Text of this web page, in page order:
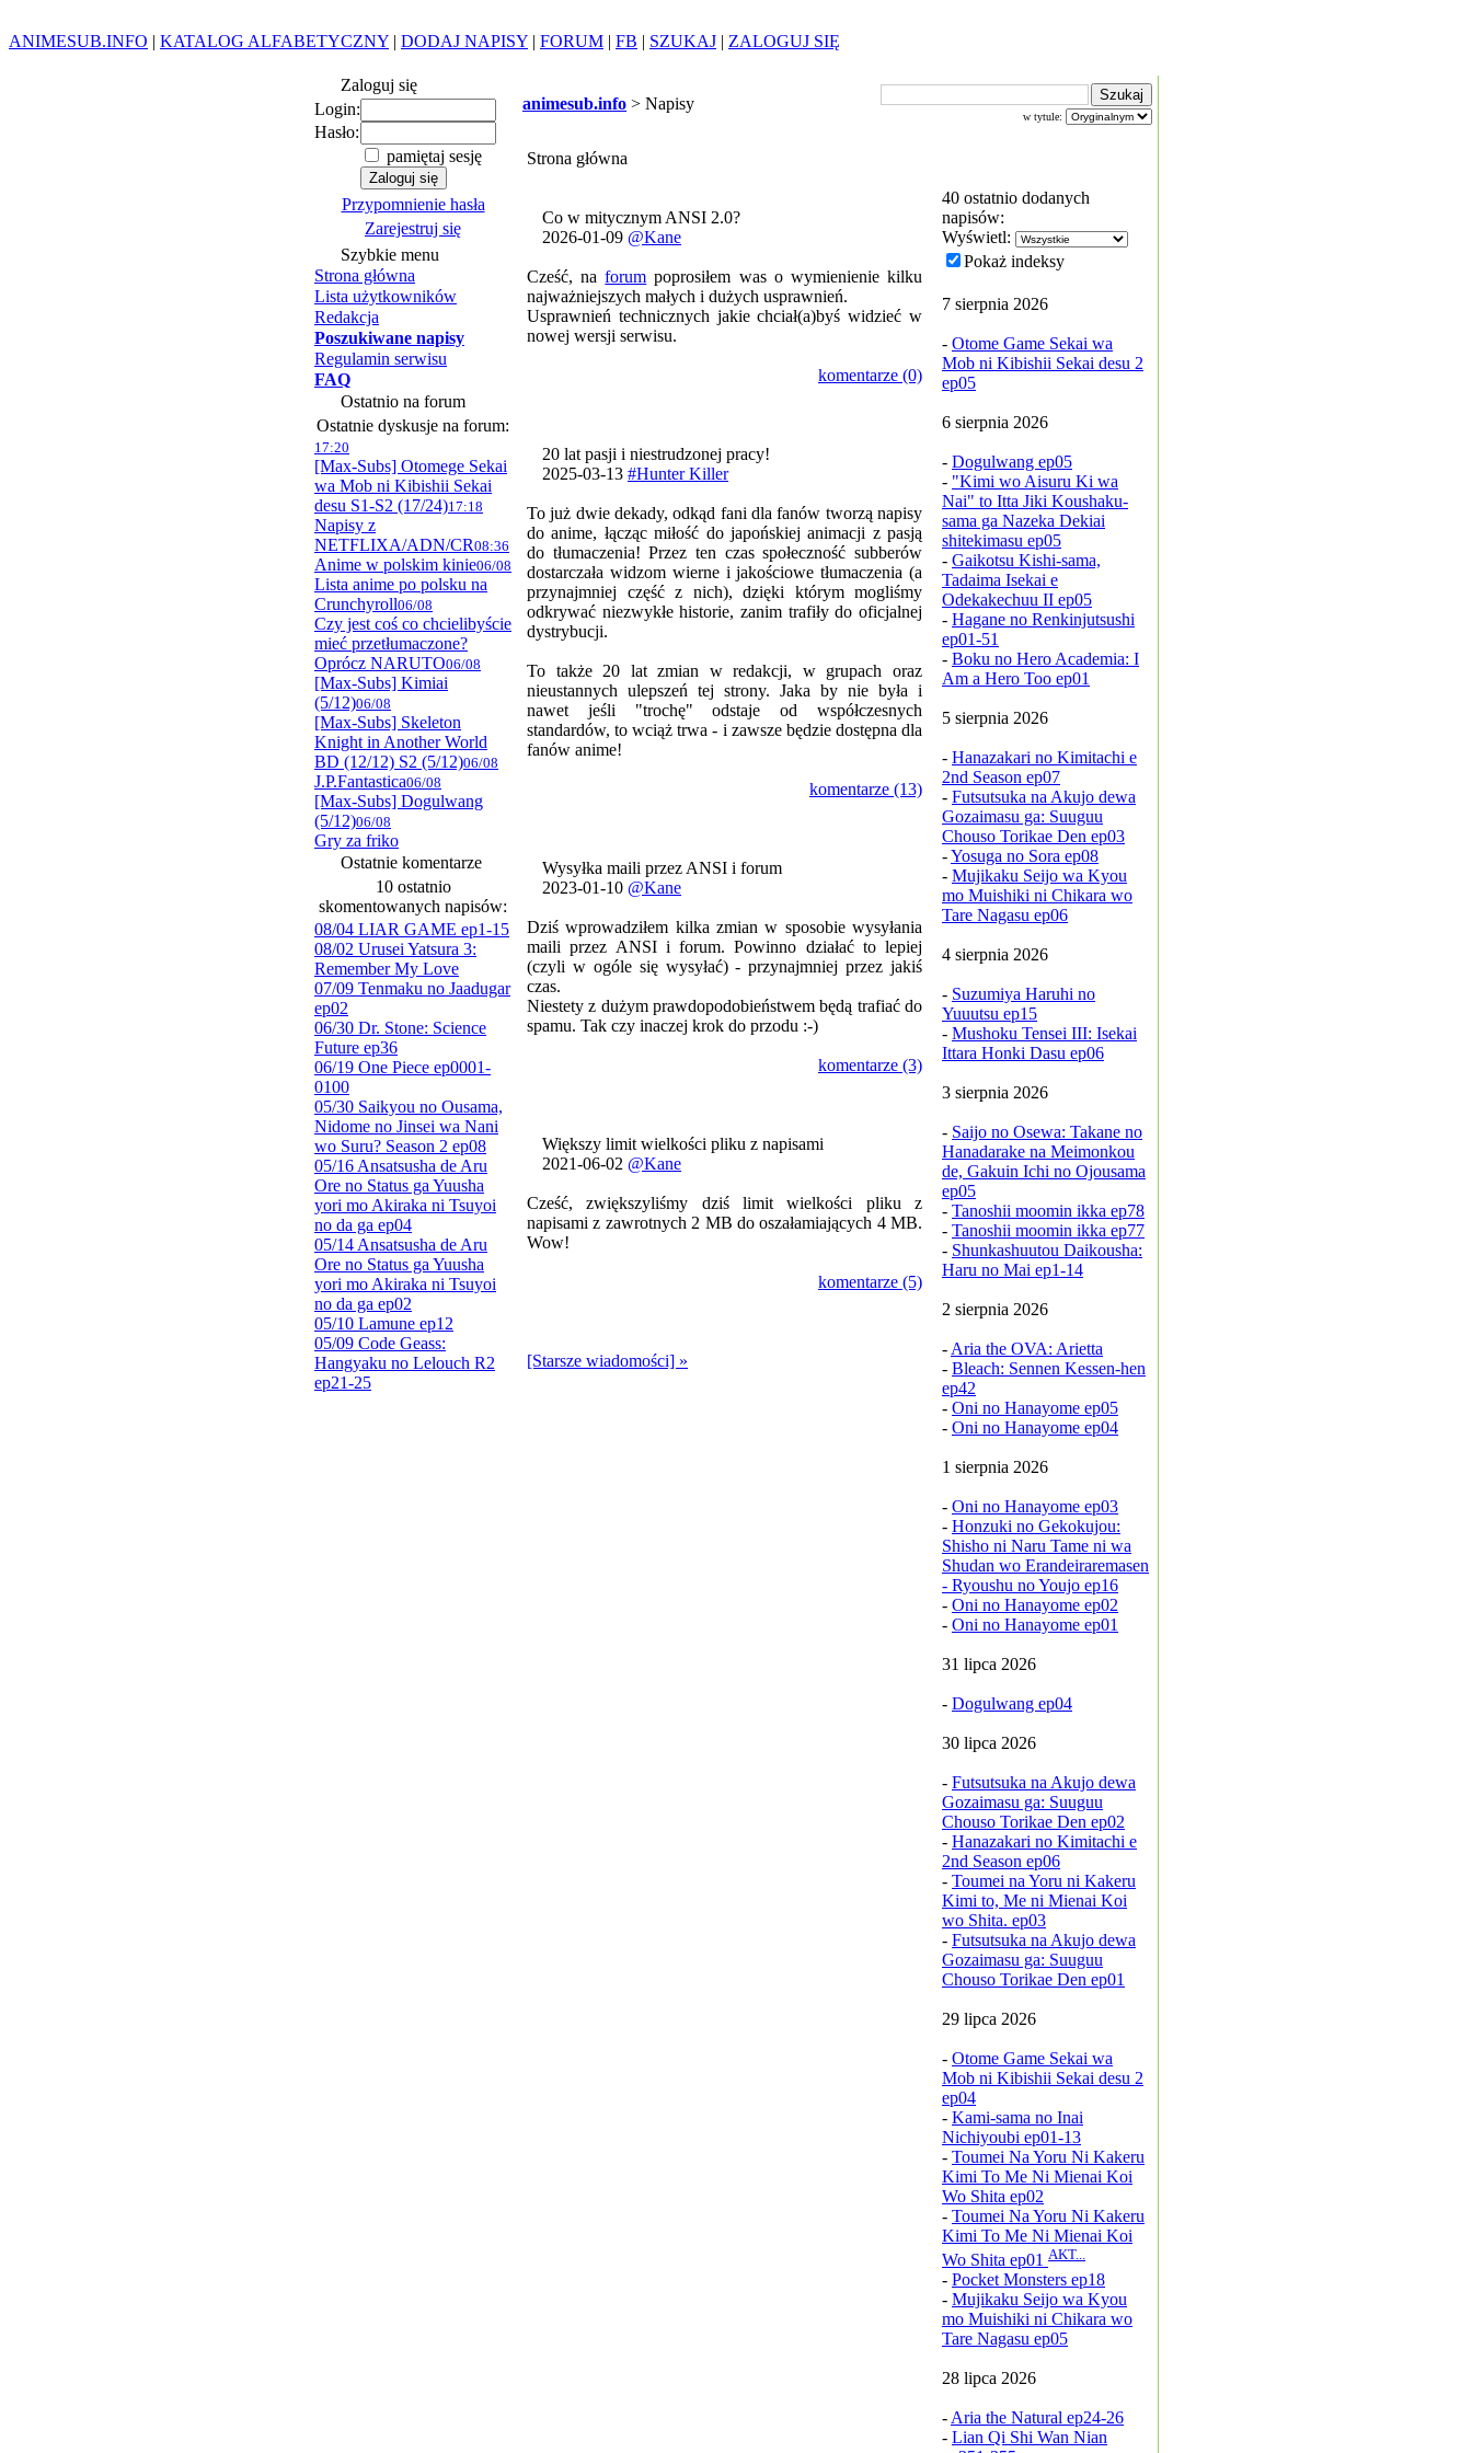
ANIMESUB.INFO | KATALOG ALFABETYCZNY | DODAJ NAPISY | FORUM | FB | SZUKAJ | ZALOGUJ SIĘ
Zaloguj się
Login:
Hasło:
pamiętaj sesję
Przypomnienie hasła
Zarejestruj się
Szybkie menu
Strona główna
Lista użytkowników
Redakcja
Poszukiwane napisy
Regulamin serwisu
FAQ
Ostatnio na forum
Ostatnie dyskusje na forum:
17:20
[Max-Subs] Otomege Sekai
wa Mob ni Kibishii Sekai
desu S1-S2 (17/24)17:18
Napisy z
NETFLIXA/ADN/CR08:36
Anime w polskim kinie06/08
Lista anime po polsku na
Crunchyroll06/08
Czy jest coś co chcielibyście
mieć przetłumaczone?
Oprócz NARUTO06/08
[Max-Subs] Kimiai
(5/12)06/08
[Max-Subs] Skeleton
Knight in Another World
BD (12/12) S2 (5/12)06/08
J.P.Fantastica06/08
[Max-Subs] Dogulwang
(5/12)06/08
Gry za friko
Ostatnie komentarze
10 ostatnio
skomentowanych napisów:
08/04 LIAR GAME ep1-15
08/02 Urusei Yatsura 3:
Remember My Love
07/09 Tenmaku no Jaadugar
ep02
06/30 Dr. Stone: Science
Future ep36
06/19 One Piece ep0001-
0100
05/30 Saikyou no Ousama,
Nidome no Jinsei wa Nani
wo Suru? Season 2 ep08
05/16 Ansatsusha de Aru
Ore no Status ga Yuusha
yori mo Akiraka ni Tsuyoi
no da ga ep04
05/14 Ansatsusha de Aru
Ore no Status ga Yuusha
yori mo Akiraka ni Tsuyoi
no da ga ep02
05/10 Lamune ep12
05/09 Code Geass:
Hangyaku no Lelouch R2
ep21-25
animesub.info > Napisy
w tytule:
Strona główna
Co w mitycznym ANSI 2.0?
2026-01-09 @Kane
Cześć, naforum poprosiłem was o wymienienie kilku
najważniejszych małych i dużych usprawnień.
Usprawnień technicznych jakie chciał(a)byś widzieć w
nowej wersji serwisu.
komentarze (0)
20 lat pasji i niestrudzonej pracy!
2025-03-13 #Hunter Killer
To już dwie dekady, odkąd fani dla fanów tworzą napisy
do anime, łącząc miłość do japońskiej animacji z pasją
do tłumaczenia! Przez ten czas społeczność subberów
dostarczała widzom wierne i jakościowe tłumaczenia (a
przynajmniej część z nich), dzięki którym mogliśmy
odkrywać niezwykłe historie, zanim trafiły do oficjalnej
dystrybucji.
To także 20 lat zmian w redakcji, w grupach oraz
nieustannych ulepszeń tej strony. Jaka by nie była i
nawet jeśli "trochę" odstaje od współczesnych
standardów, to wciąż trwa - i zawsze będzie dostępna dla
fanów anime!
komentarze (13)
Wysyłka maili przez ANSI i forum
2023-01-10 @Kane
Dziś wprowadziłem kilka zmian w sposobie wysyłania
maili przez ANSI i forum. Powinno działać to lepiej
(czyli w ogóle się wysyłać) - przynajmniej przez jakiś
czas.
Niestety z dużym prawdopodobieństwem będą trafiać do
spamu. Tak czy inaczej krok do przodu :-)
komentarze (3)
Większy limit wielkości pliku z napisami
2021-06-02 @Kane
Cześć, zwiększyliśmy dziś limit wielkości pliku z
napisami z zawrotnych 2 MB do oszałamiających 4 MB.
Wow!
komentarze (5)
[Starsze wiadomości] »
40 ostatnio dodanych
napisów:
Wyświetl:
Pokaż indeksy
7 sierpnia 2026
- Otome Game Sekai wa
Mob ni Kibishii Sekai desu 2
ep05
6 sierpnia 2026
- Dogulwang ep05
- "Kimi wo Aisuru Ki wa
Nai" to Itta Jiki Koushaku-
sama ga Nazeka Dekiai
shitekimasu ep05
- Gaikotsu Kishi-sama,
Tadaima Isekai e
Odekakechuu II ep05
- Hagane no Renkinjutsushi
ep01-51
- Boku no Hero Academia: I
Am a Hero Too ep01
5 sierpnia 2026
- Hanazakari no Kimitachi e
2nd Season ep07
- Futsutsuka na Akujo dewa
Gozaimasu ga: Suuguu
Chouso Torikae Den ep03
-Yosuga no Sora ep08
- Mujikaku Seijo wa Kyou
mo Muishiki ni Chikara wo
Tare Nagasu ep06
4 sierpnia 2026
- Suzumiya Haruhi no
Yuuutsu ep15
- Mushoku Tensei III: Isekai
Ittara Honki Dasu ep06
3 sierpnia 2026
- Saijo no Osewa: Takane no
Hanadarake na Meimonkou
de, Gakuin Ichi no Ojousama
ep05
- Tanoshii moomin ikka ep78
- Tanoshii moomin ikka ep77
- Shunkashuutou Daikousha:
Haru no Mai ep1-14
2 sierpnia 2026
- Aria the OVA: Arietta
- Bleach: Sennen Kessen-hen
ep42
- Oni no Hanayome ep05
- Oni no Hanayome ep04
1 sierpnia 2026
- Oni no Hanayome ep03
- Honzuki no Gekokujou:
Shisho ni Naru Tame ni wa
Shudan wo Erandeiraremasen
- Ryoushu no Youjo ep16
- Oni no Hanayome ep02
- Oni no Hanayome ep01
31 lipca 2026
- Dogulwang ep04
30 lipca 2026
- Futsutsuka na Akujo dewa
Gozaimasu ga: Suuguu
Chouso Torikae Den ep02
- Hanazakari no Kimitachi e
2nd Season ep06
- Toumei na Yoru ni Kakeru
Kimi to, Me ni Mienai Koi
wo Shita. ep03
- Futsutsuka na Akujo dewa
Gozaimasu ga: Suuguu
Chouso Torikae Den ep01
29 lipca 2026
- Otome Game Sekai wa
Mob ni Kibishii Sekai desu 2
ep04
- Kami-sama no Inai
Nichiyoubi ep01-13
- Toumei Na Yoru Ni Kakeru
Kimi To Me Ni Mienai Koi
Wo Shita ep02
- Toumei Na Yoru Ni Kakeru
Kimi To Me Ni Mienai Koi
Wo Shita ep01 AKT...
- Pocket Monsters ep18
- Mujikaku Seijo wa Kyou
mo Muishiki ni Chikara wo
Tare Nagasu ep05
28 lipca 2026
- Aria the Natural ep24-26
- Lian Qi Shi Wan Nian